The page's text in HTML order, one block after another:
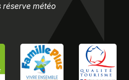
réserve météo